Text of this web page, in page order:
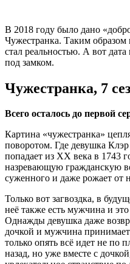
В 2018 году было дано
Чужестранка. Таким образом
стал реальностью. А вот
под замком.
Чужестранка, 7
Всего осталось до первой
Картина «чужестранка»
поворотом. Где девушка
попадает из XX века в 1743
назревающую гражданскую
суженного и даже рожает от
Только вот загвоздка, в
неё также есть мужчина и
Однажды девушка даже
дочкой и мужчина
только опять всё идет не по
назад, но уже вместе с